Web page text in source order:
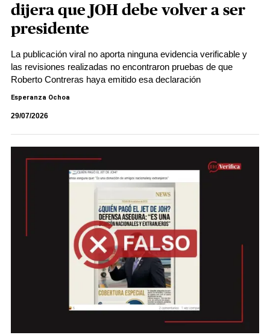
dijera que JOH debe volver a ser
presidente
La publicación viral no aporta ninguna evidencia verificable y
las revisiones realizadas no encontraron pruebas de que
Roberto Contreras haya emitido esa declaración
Esperanza Ochoa
29/07/2026